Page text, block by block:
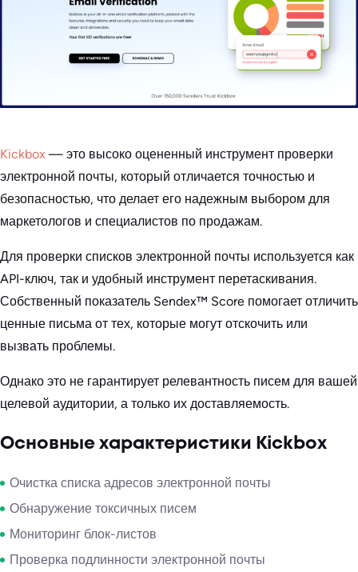
Kickbox — это высоко оцененный инструмент проверки
электронной почты, который отличается точностью и
безопасностью, что делает его надежным выбором для
маркетологов и специалистов по продажам.
Для проверки списков электронной почты используется как
API-ключ, так и удобный инструмент перетаскивания.
Собственный показатель Sendex™ Score помогает отличить
ценные письма от тех, которые могут отскочить или
вызвать проблемы.
Однако это не гарантирует релевантность писем для вашей
целевой аудитории, а только их доставляемость.
Основные характеристики Kickbox
Очистка списка адресов электронной почты
Обнаружение токсичных писем
Мониторинг блок-листов
Проверка подлинности электронной почты